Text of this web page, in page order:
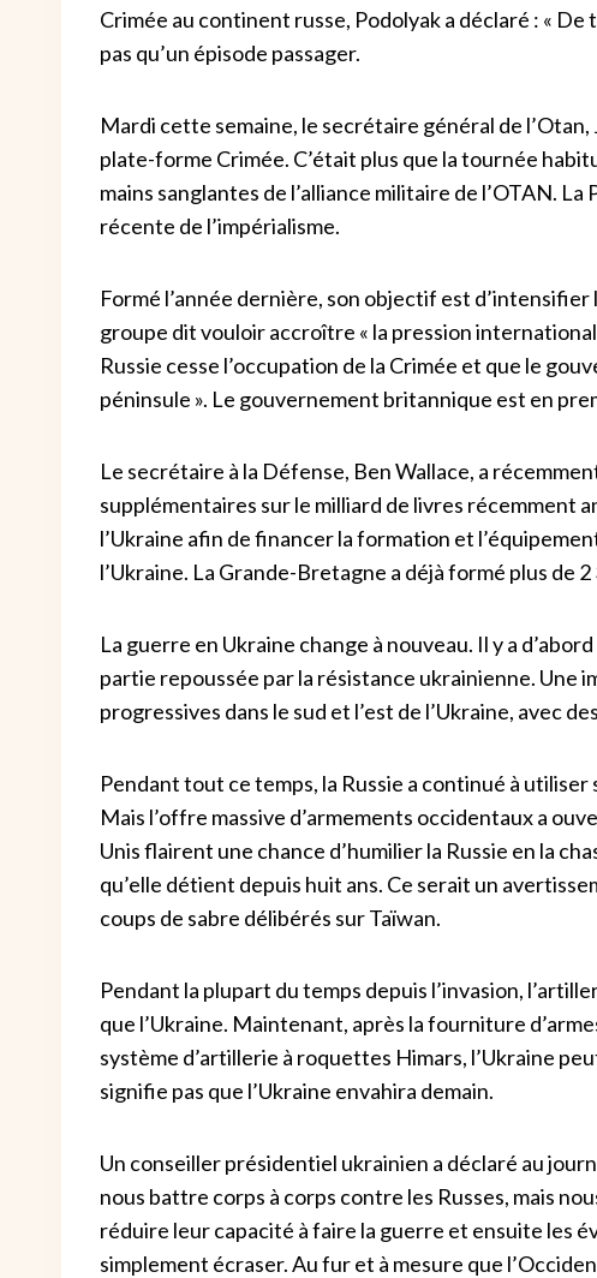
Crimée au continent russe, Podolyak a déclaré : «
pas qu’un épisode passager.
Mardi cette semaine, le secrétaire général de
plate-forme Crimée. C’était plus que la tournée
mains sanglantes de l’alliance militaire de l’OTAN.
récente de l’impérialisme.
Formé l’année dernière, son objectif est
groupe dit vouloir accroître « la pression
Russie cesse l’occupation de la Crimée et que le
péninsule ». Le gouvernement britannique est en
Le secrétaire à la Défense, Ben Wallace, a
supplémentaires sur le milliard de livres récemment
l’Ukraine afin de financer la formation et
l’Ukraine. La Grande-Bretagne a déjà formé plus de
La guerre en Ukraine change à nouveau. Il y a
partie repoussée par la résistance ukrainienne. Une
progressives dans le sud et l’est de l’Ukraine, avec
Pendant tout ce temps, la Russie a continué à
Mais l’offre massive d’armements occidentaux a
Unis flairent une chance d’humilier la Russie en la
qu’elle détient depuis huit ans. Ce serait un
coups de sabre délibérés sur Taïwan.
Pendant la plupart du temps depuis l’invasion,
que l’Ukraine. Maintenant, après la fourniture
système d’artillerie à roquettes Himars, l’Ukraine
signifie pas que l’Ukraine envahira demain.
Un conseiller présidentiel ukrainien a déclaré au
nous battre corps à corps contre les Russes, mais
réduire leur capacité à faire la guerre et ensuite les
simplement écraser. Au fur et à mesure que